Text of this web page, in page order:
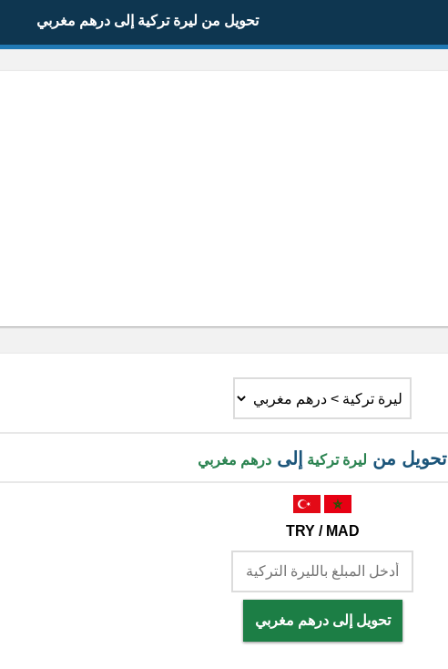
تحويل من ليرة تركية إلى درهم مغربي
تحويل من ليرة تركية إلى درهم مغربي
TRY / MAD
تحويل إلى درهم مغربي